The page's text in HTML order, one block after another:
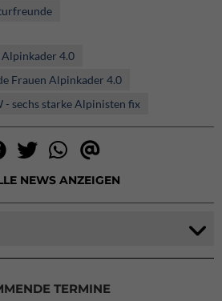
4.0
Frauen Alpinkader 4.0
sechs starke Alpinisten fix
NEWS ANZEIGEN
TERMINE